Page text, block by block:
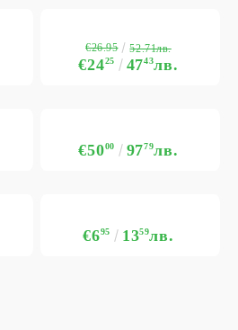
€2425 4743лв.
€26.95 52.71лв.
€5000 9779лв.
€695 1359лв.